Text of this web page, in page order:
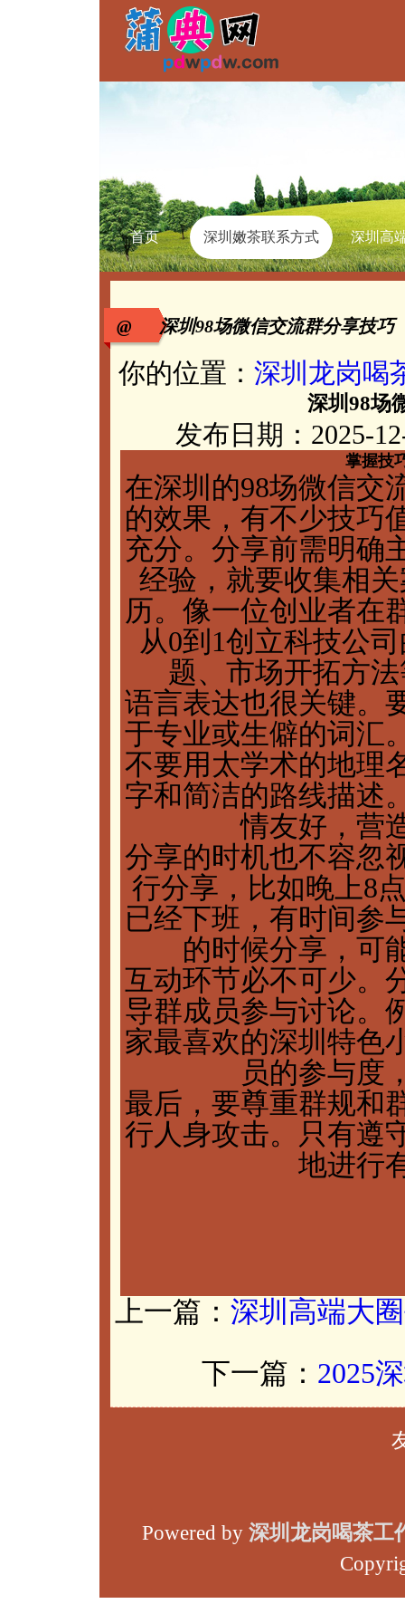
首页 深圳嫩茶联系方式 深圳高
@ 深圳98场微信交流群分享技巧
你的位置： 深圳龙岗喝
深圳98场
发布日期：2025-
掌握技
在深圳的98场微信交
的效果，有不少技巧
充分。分享前需明确
经验，就要收集相
历。像一位创业者在
从0到1创立科技公
题、市场开拓方
语言表达也很关键。
于专业或生僻的词汇
不要用太学术的地理
字和简洁的路线描述
情友好，营
分享的时机也不容忽
行分享，比如晚上8
已经下班，有时间参
的时候分享，可
互动环节必不可少。
导群成员参与讨论。
家最喜欢的深圳特色
员的参与度
最后，要尊重群规和
行人身攻击。只有遵
地进行
上一篇： 深圳高端大
下一篇： 2025
Powered by 深圳龙岗喝茶工